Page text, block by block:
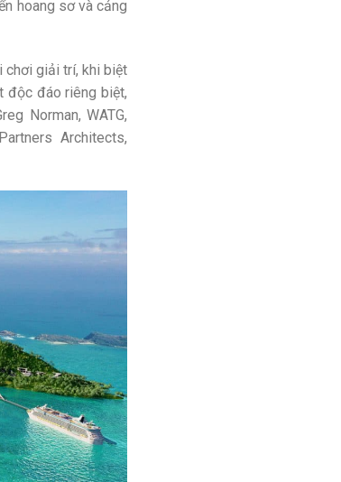
hoang sơ và cảng
chơi giải trí, khi biệt
độc đáo riêng biệt,
Norman, WATG,
Architects,